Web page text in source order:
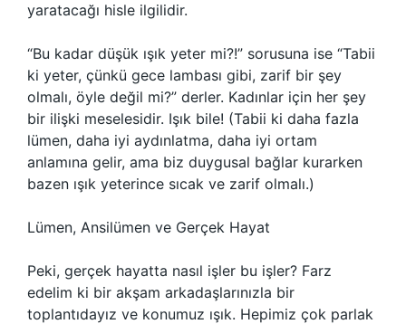
yaratacağı hisle ilgilidir.
“Bu kadar düşük ışık yeter mi?!” sorusuna ise “Tabii
ki yeter, çünkü gece lambası gibi, zarif bir şey
olmalı, öyle değil mi?” derler. Kadınlar için her şey
bir ilişki meselesidir. Işık bile! (Tabii ki daha fazla
lümen, daha iyi aydınlatma, daha iyi ortam
anlamına gelir, ama biz duygusal bağlar kurarken
bazen ışık yeterince sıcak ve zarif olmalı.)
Lümen, Ansilümen ve Gerçek Hayat
Peki, gerçek hayatta nasıl işler bu işler? Farz
edelim ki bir akşam arkadaşlarınızla bir
toplantıdayız ve konumuz ışık. Hepimiz çok parlak